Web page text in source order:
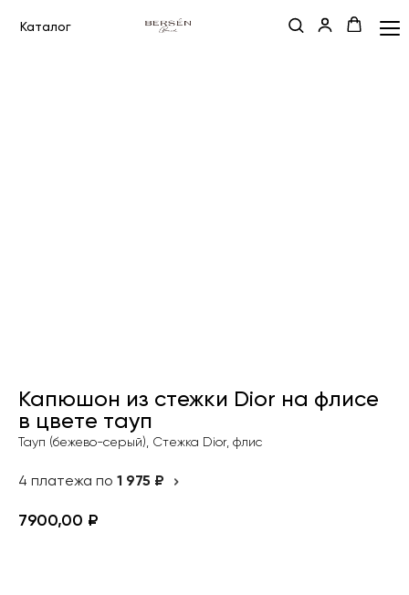
Каталог
Капюшон из стежки Dior на флисе
в цвете тауп
Тауп (бежево-серый), Стежка Dior, флис
4 платежа по 1 975 ₽
7900,00 ₽